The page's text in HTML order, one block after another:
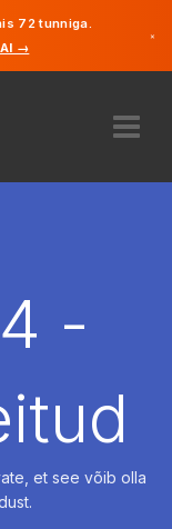
72 tunniga.
→
×
-
et see võib olla